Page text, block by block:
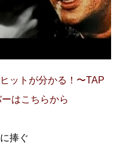
ットが分かる！〜TAP
はこちらから
捧ぐ